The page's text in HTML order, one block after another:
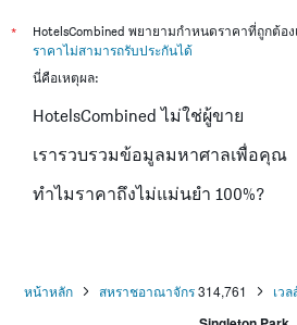
*
HotelsCombined พยายามกำหนดราคาที่ถูกต้อ
ราคาไม่สามารถรับประกันได้
นี่คือเหตุผล:
HotelsCombined ไม่ใช่ผู้ขาย
เรารวบรวมข้อมูลมหาศาลเพื่อคุณ
ทำไมราคาถึงไม่แม่นยำ 100%?
หน้าหลัก สหราชอาณาจักร314,761 เวล